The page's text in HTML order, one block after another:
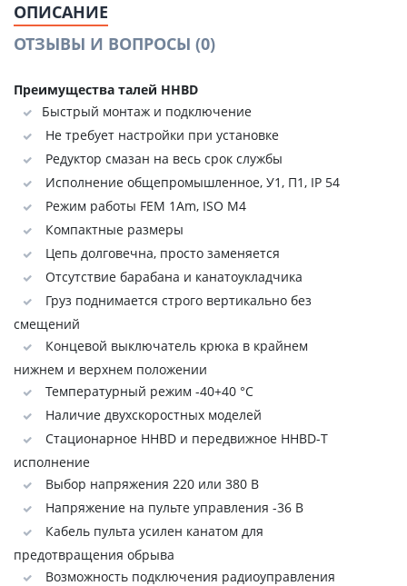
ОПИСАНИЕ
ОТЗЫВЫ И ВОПРОСЫ (0)
Преимущества талей HHBD
Быстрый монтаж и подключение
Не требует настройки при установке
Редуктор смазан на весь срок службы
Исполнение общепромышленное, У1, П1, IP 54
Режим работы FEM 1Аm, ISO M4
Компактные размеры
Цепь долговечна, просто заменяется
Отсутствие барабана и канатоукладчика
Груз поднимается строго вертикально без
смещений
Концевой выключатель крюка в крайнем
нижнем и верхнем положении
Температурный режим -40+40 °C
Наличие двухскоростных моделей
Стационарное HHBD и передвижное HHBD-Т
исполнение
Выбор напряжения 220 или 380 В
Напряжение на пульте управления -36 В
Кабель пульта усилен канатом для
предотвращения обрыва
Возможность подключения радиоуправления